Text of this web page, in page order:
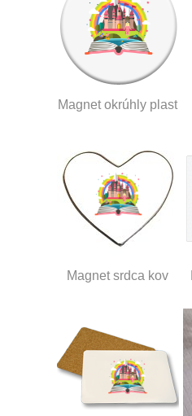
Magnet okrúhly plast
Magnet srdca kov